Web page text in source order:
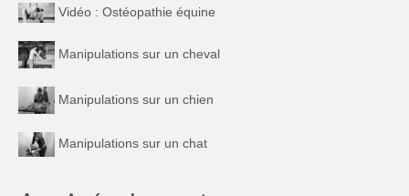
Vidéo : Ostéopathie équine
Manipulations sur un cheval
Manipulations sur un chien
Manipulations sur un chat